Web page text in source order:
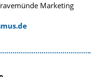
Marketing